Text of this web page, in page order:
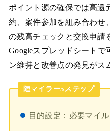
ポイント源の確保では高還
約、案件参加を組み合わ
の残高チェックと交換申請
Googleスプレッドシートで
ン維持と改善点の発見がス
陸マイラー5ステップ
目的設定：必要マイ